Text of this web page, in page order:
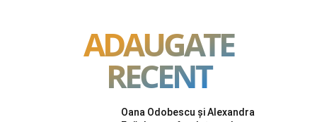
ADAUGATE
RECENT
Oana Odobescu și Alexandra